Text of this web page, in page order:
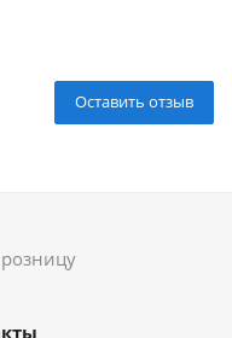
Оставить отзыв